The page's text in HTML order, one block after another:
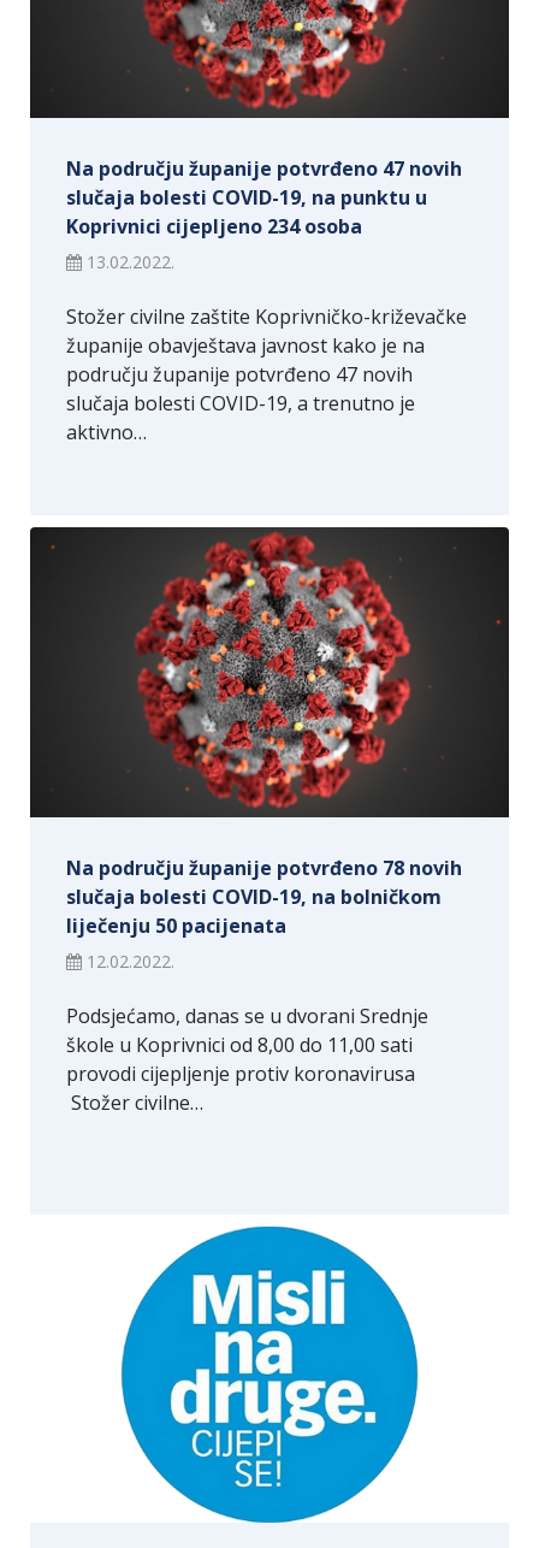
Na području županije potvrđeno 47 novih
slučaja bolesti COVID-19, na punktu u
Koprivnici cijepljeno 234 osoba
13.02.2022.
Stožer civilne zaštite Koprivničko-križevačke
županije obavještava javnost kako je na
području županije potvrđeno 47 novih
slučaja bolesti COVID-19, a trenutno je
aktivno…
Na području županije potvrđeno 78 novih
slučaja bolesti COVID-19, na bolničkom
liječenju 50 pacijenata
12.02.2022.
Podsjećamo, danas se u dvorani Srednje
škole u Koprivnici od 8,00 do 11,00 sati
provodi cijepljenje protiv koronavirusa
Stožer civilne…